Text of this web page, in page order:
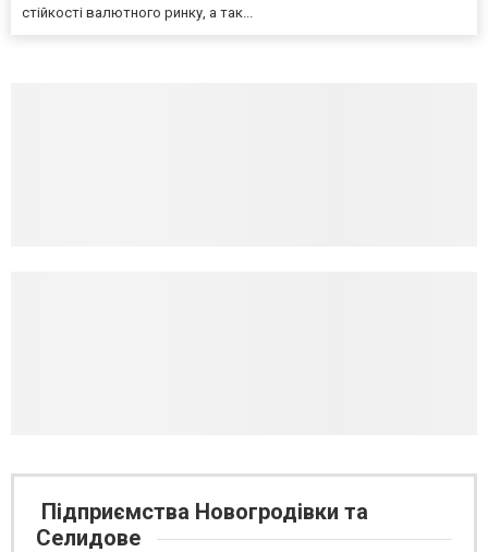
стійкості валютного ринку, а так...
Підприємства Новогродівки та
Селидове